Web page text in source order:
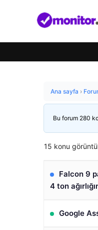
Ana sayfa ›
Bu forum 280
15 konu
Falcon 9
4 ton
Google